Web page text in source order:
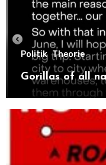
Politik Theorie
Gorillas of all